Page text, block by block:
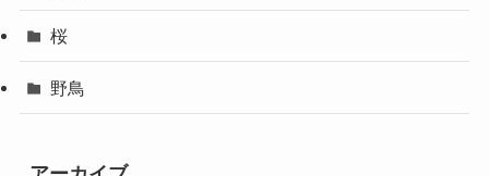
桜
野鳥